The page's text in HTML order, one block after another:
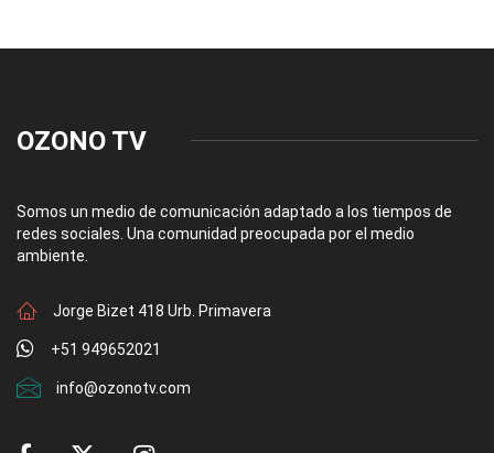
OZONO TV
Somos un medio de comunicación adaptado a los tiempos de
redes sociales. Una comunidad preocupada por el medio
ambiente.
Jorge Bizet 418 Urb. Primavera
+51 949652021
info@ozonotv.com